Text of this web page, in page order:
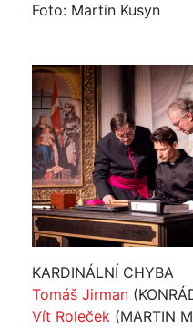
Foto: Martin Kusyn
KARDINÁLNÍ CHYBA
Tomáš Jirman
Vít Roleček (MARTIN